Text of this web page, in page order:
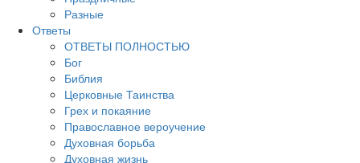
Разные
Ответы
ОТВЕТЫ ПОЛНОСТЬЮ
Бог
Библия
Церковные Таинства
Грех и покаяние
Православное вероучение
Духовная борьба
Духовная жизнь